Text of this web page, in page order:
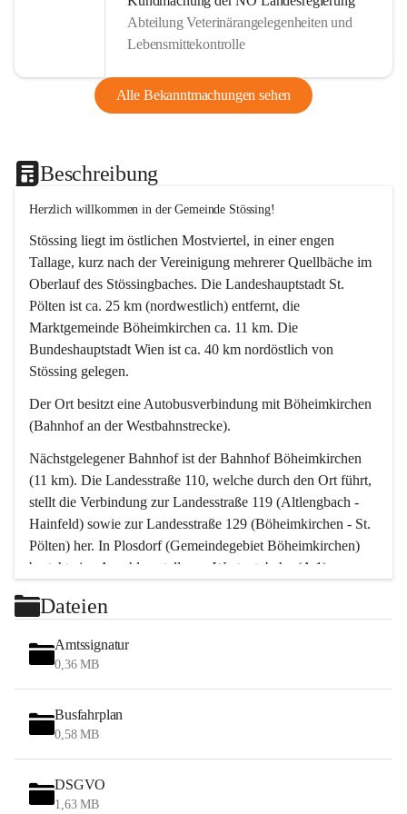
Abteilung Veterinärangelegenheiten und
Lebensmittekontrolle
Alle Bekanntmachungen sehen
Beschreibung
Herzlich willkommen in der Gemeinde Stössing!
Stössing liegt im östlichen Mostviertel, in einer engen
Tallage, kurz nach der Vereinigung mehrerer Quellbäche im
Oberlauf des Stössingbaches. Die Landeshauptstadt St.
Pölten ist ca. 25 km (nordwestlich) entfernt, die
Marktgemeinde Böheimkirchen ca. 11 km. Die
Bundeshauptstadt Wien ist ca. 40 km nordöstlich von
Stössing gelegen.
Der Ort besitzt eine Autobusverbindung mit Böheimkirchen
(Bahnhof an der Westbahnstrecke).
Nächstgelegener Bahnhof ist der Bahnhof Böheimkirchen
(11 km). Die Landesstraße 110, welche durch den Ort führt,
stellt die Verbindung zur Landesstraße 119 (Altlengbach -
Hainfeld) sowie zur Landesstraße 129 (Böheimkirchen - St.
Pölten) her. In Plosdorf (Gemeindegebiet Böheimkirchen)
besteht eine Anschlussstelle zur Westautobahn (A 1).
Wien erreicht man in ca. 45 Minuten.
Stössing zählt noch zum Naherholungsraum Wien sowie
zum Naherholungsraum St. Pölten. Viele Bauernhöfe hatten
„ihre Wiener“. Seit 1960 bauten viele Wiener
Wochenendhäuser im Gemeindegebiet. Wegen des
waldreichen Jagdgebietes haben viele Jagdpächter ihre
Das Wandern ist aus touristischer Sicht die bedeutendste
Tätigkeit. Das hügelige Gebiet mit Wanderwegen durch
Dateien
Amtssignatur
0,36 MB
Busfahrplan
0,58 MB
DSGVO
1,63 MB